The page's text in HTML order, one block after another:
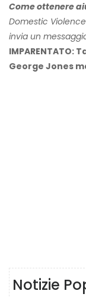
Come ottenere
Domestic
invia un
George Jones
Notizie